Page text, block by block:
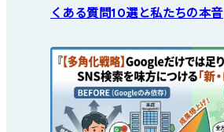
くある質問10選と私たちの本音